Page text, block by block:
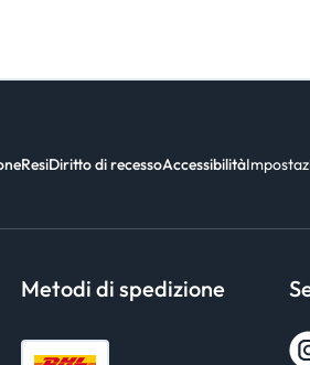
ResiDiritto di recessoAccessibilità
Metodi di spedizione